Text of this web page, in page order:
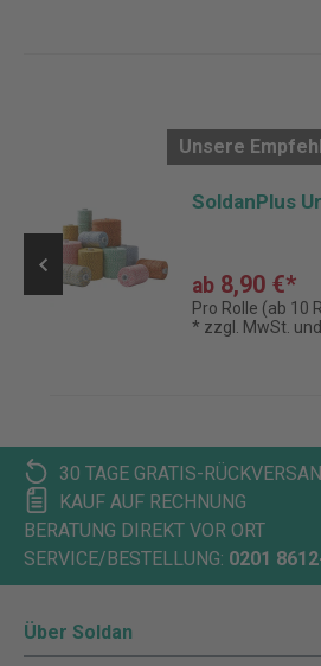
Unsere
SoldanPlus
ab 8,90 €*
Pro Rolle (ab 10
* zzgl. MwSt.
30 TAGE GRATIS-
KAUF AUF RECHNUNG
BERATUNG DIREKT VOR ORT
SERVICE/BESTELLUNG: 0201
Über Soldan